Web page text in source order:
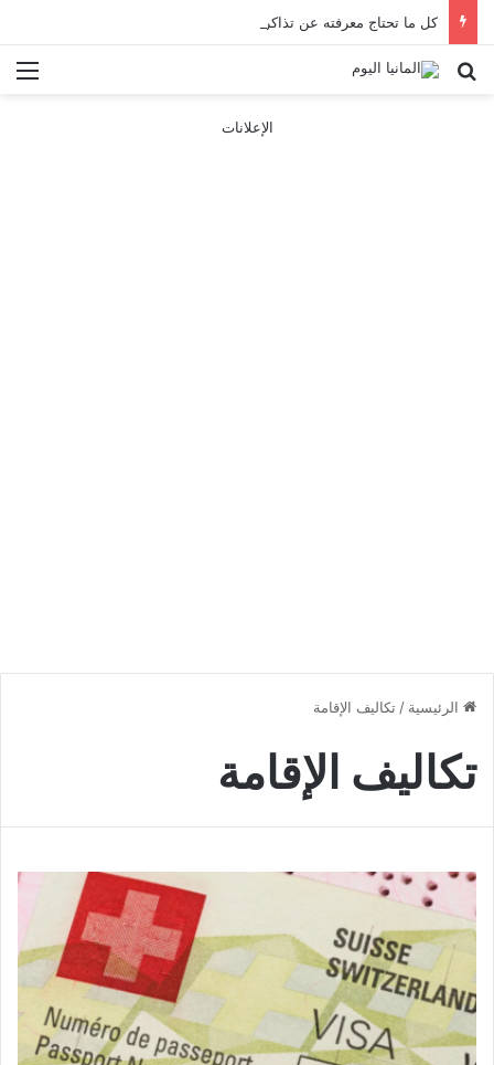
كل ما تحتاج معرفته عن تذاكر ووسائل النقل في باريس 2025
بحث عن
الإعلانات
الرئيسية / تكاليف الإقامة
تكاليف الإقامة